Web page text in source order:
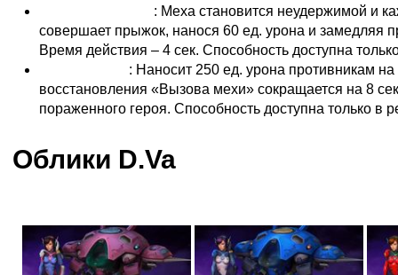
: Меха становится неудержимой и
совершает прыжок, нанося 60 ед. урона и замедляя
Время действия – 4 сек. Способность доступна
: Наносит 250 ед. урона противникам
восстановления «Вызова мехи» сокращается на 8
пораженного героя. Способность доступна только в
Облики D.Va